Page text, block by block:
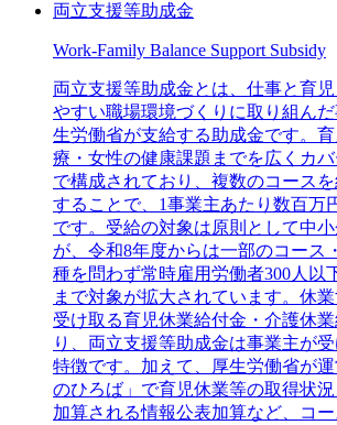
両立支援等助成金
Work-Family Balance Support Subsidy
両立支援等助成金とは、仕事と育
やすい職場環境づくりに取り組ん
生労働省が支給する助成金です。
療・女性の健康課題までを広くカ
で構成されており、複数のコース
することで、1事業主あたり数百万
です。受給の対象は原則として中
が、令和8年度からは一部のコース
種を問わず常時雇用労働者300人以
まで対象が拡大されています。休
受け取る育児休業給付金・介護休
り、両立支援等助成金は事業主が
特徴です。加えて、厚生労働省が
のひろば」で育児休業等の取得状
加算される情報公表加算など、コ